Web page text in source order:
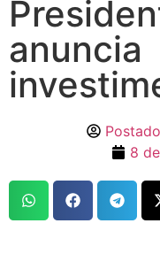
anuncia
8